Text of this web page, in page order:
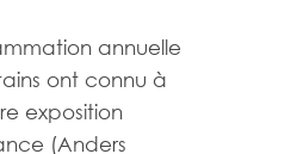
annuelle
ont connu à
exposition
(Anders